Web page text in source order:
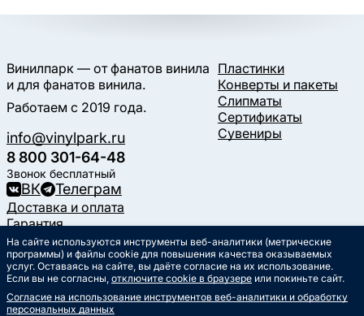
Винилпарк — от фанатов винила
и для фанатов винила.
Работаем с 2019 года.
info@vinylpark.ru
8 800 301-64-48
Звонок бесплатный
ВК Телеграм
Пластинки
Конверты и пакеты
Слипматы
Сертификаты
Сувениры
Доставка и оплата
Гарантия
Контакты
Статьи
Музыкальный календарь
Документы
Публичная оферта
На сайте используются инструменты веб-аналитики (метрические
программы) и файлы cookie для повышения качества оказываемых
услуг. Оставаясь на сайте, вы даёте согласие на их использование.
Если вы не согласны, отключите cookie в браузере или покиньте сайт.
Согласие на использование инструментов веб-аналитики и обработку
персональных данных